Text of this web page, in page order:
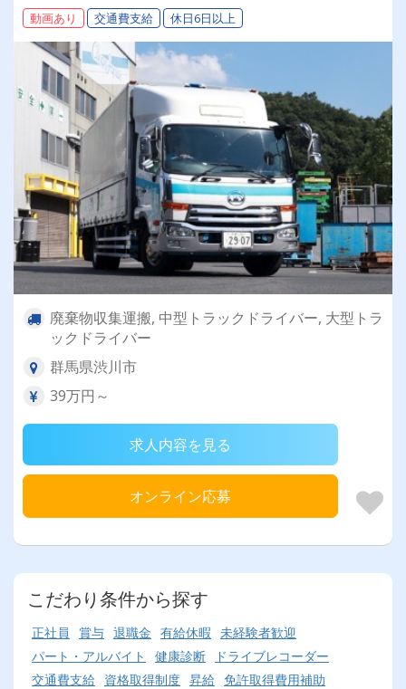
動画あり 交通費支給 休日6日以上
廃棄物収集運搬, 中型トラックドライバー, 大型トラ
ックドライバー
群馬県渋川市
39万円～
求人内容を見る
オンライン応募
こだわり条件から探す
正社員 賞与 退職金 有給休暇 未経験者歓迎
パート・アルバイト
健康診断
ドライブレコーダー
交通費支給
資格取得制度 昇給 免許取得費用補助